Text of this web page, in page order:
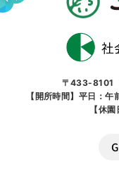
〒433-8101
【開所時間】平日：
【休